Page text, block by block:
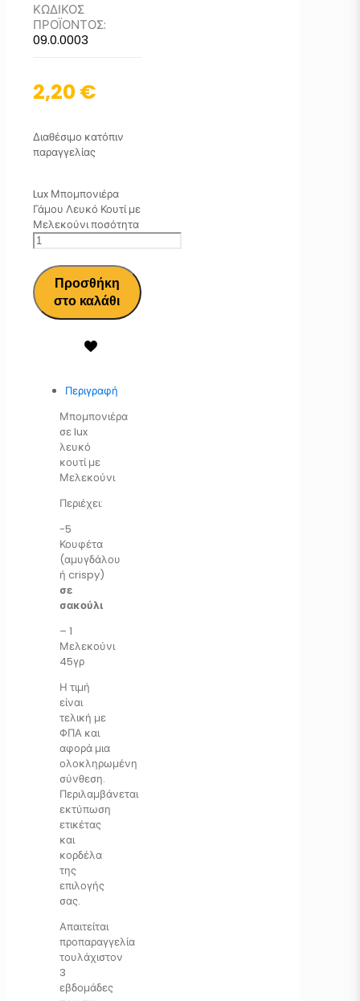
ΚΩΔΙΚΟΣ
ΠΡΟΪΟΝΤΟΣ:
09.0.0003
2,20 €
Διαθέσιμο κατόπιν
παραγγελίας
Lux Μπομπονιέρα
Γάμου Λευκό Κουτί με
Μελεκούνι ποσότητα
Προσθήκη
στο καλάθι
Περιγραφή
Μπομπονιέρα
σε lux
λευκό
κουτί με
Μελεκούνι
Περιέχει:
-5
Κουφέτα
(αμυγδάλου
ή crispy)
σε
σακούλι
– 1
Μελεκούνι
45γρ
Η τιμή
είναι
τελική με
ΦΠΑ και
αφορά μια
ολοκληρωμένη
σύνθεση.
Περιλαμβάνεται
εκτύπωση
ετικέτας
και
κορδέλα
της
επιλογής
σας.
Απαιτείται
προπαραγγελία
τουλάχιστον
3
εβδομάδες